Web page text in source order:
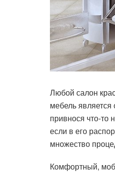
Любой салон
мебель
привнося что-то
если в его
множество
Комфортный,